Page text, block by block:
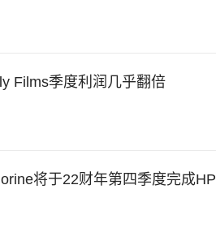
Films季度利润几乎翻倍
将于22财年第四季度完成